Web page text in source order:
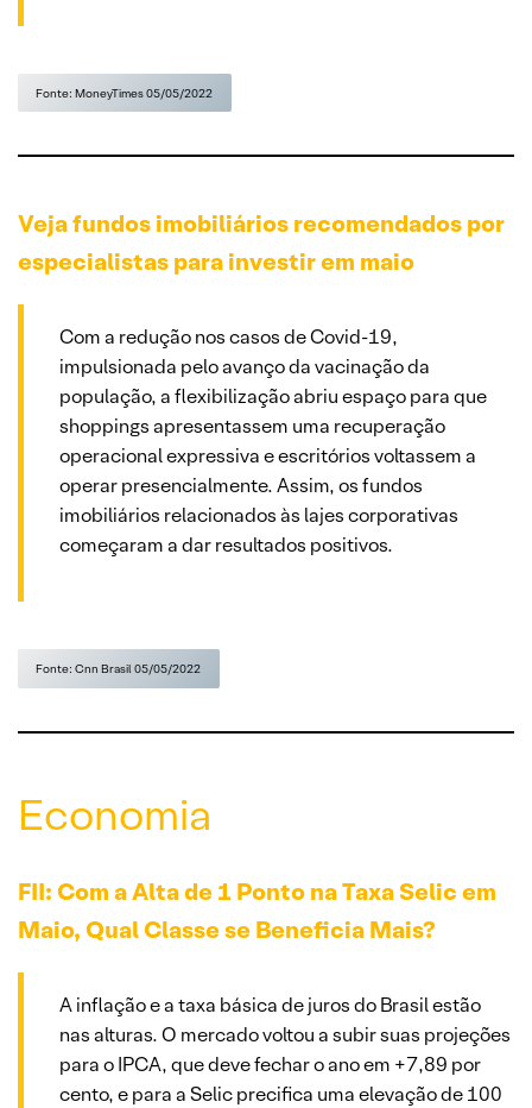
Fonte: MoneyTimes 05/05/2022
Veja fundos imobiliários recomendados por
especialistas para investir em maio
Com a redução nos casos de Covid-19,
impulsionada pelo avanço da vacinação da
população, a flexibilização abriu espaço para que
shoppings apresentassem uma recuperação
operacional expressiva e escritórios voltassem a
operar presencialmente. Assim, os fundos
imobiliários relacionados às lajes corporativas
começaram a dar resultados positivos.
Fonte: Cnn Brasil 05/05/2022
Economia
FII: Com a Alta de 1Ponto na Taxa Selic em
Maio, Qual Classe se Beneficia Mais?
A inflação e a taxa básica de juros do Brasil estão
nas alturas. O mercado voltou a subir suas projeções
para o IPCA, que deve fechar o ano em +7,89 por
cento, e para a Selic precifica uma elevação de 100